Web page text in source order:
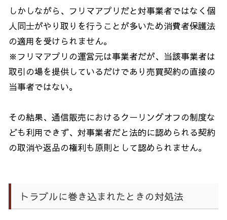
しかしながら、フリマアプリだと対事業者ではなく個
人同士がやり取りを行うことが多いため消費者保護法
の適用を受けられません。
※フリマアプリの運営元は事業者だが、当該事業者は
取引の場を提供しているだけであり売買契約の直接の
当事者ではない。
その結果、通信販売におけるクーリングオフの制度な
ども利用できず、対事業者だと法的に認められる契約
の取消や返品の権利も原則として認められません。
トラブルに巻き込まれたときの対処法